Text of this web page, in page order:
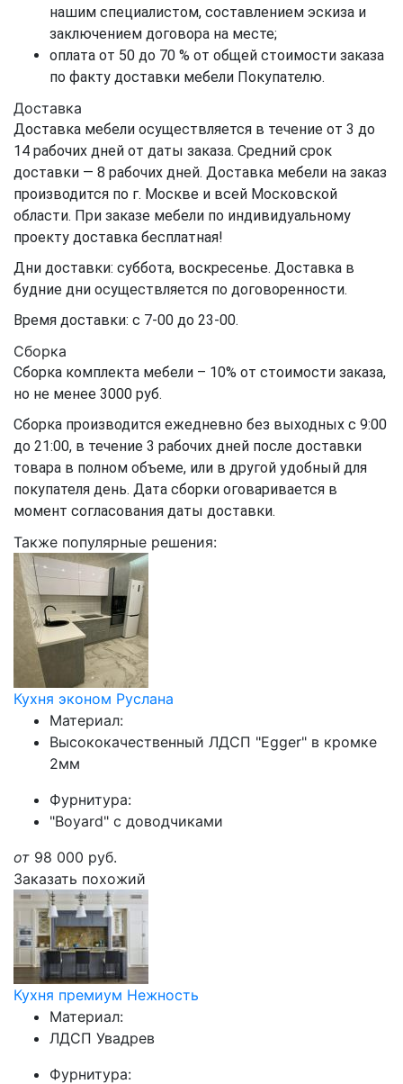
нашим специалистом, составлением эскиза и
заключением договора на месте;
оплата от 50 до 70 % от общей стоимости заказа
по факту доставки мебели Покупателю.
Доставка
Доставка мебели осуществляется в течение от 3 до
14 рабочих дней от даты заказа. Средний срок
доставки — 8 рабочих дней. Доставка мебели на заказ
производится по г. Москве и всей Московской
области. При заказе мебели по индивидуальному
проекту доставка бесплатная!
Дни доставки: суббота, воскресенье. Доставка в
будние дни осуществляется по договоренности.
Время доставки: с 7-00 до 23-00.
Сборка
Сборка комплекта мебели – 10% от стоимости заказа,
но не менее 3000 руб.
Сборка производится ежедневно без выходных с 9:00
до 21:00, в течение 3 рабочих дней после доставки
товара в полном объеме, или в другой удобный для
покупателя день. Дата сборки оговаривается в
момент согласования даты доставки.
Также популярные решения:
Кухня эконом Руслана
Материал:
Высококачественный ЛДСП "Egger" в кромке
2мм
Фурнитура:
"Boyard" с доводчиками
от 98 000 руб.
Заказать похожий
Кухня премиум Нежность
Материал:
ЛДСП Увадрев
Фурнитура: